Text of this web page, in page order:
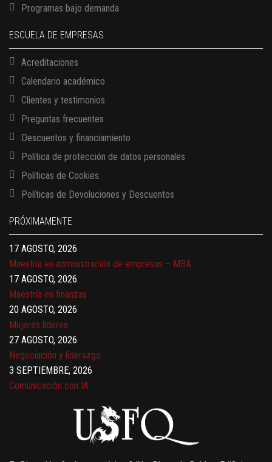
Programas bajo demanda
ESCUELA DE EMPRESAS
Acreditaciones
Calendario académico
Clientes y testimonios
Preguntas frecuentes
Descuentos y financiamiento
Política de protección de datos personales
Políticas de Cookies
Políticas de Devoluciones y Descuentos
PRÓXIMAMENTE
13 AGOSTO, 2026
17 AGOSTO, 2026
Gerencia de empresas familiares
17 AGOSTO, 2026
Maestría en administración de empresas – MBA
17 AGOSTO, 2026
Maestría en finanzas
20 AGOSTO, 2026
Mujeres líderes
27 AGOSTO, 2026
Negociación y liderazgo
3 SEPTIEMBRE, 2026
Comunicación con IA
Gobernanza de datos
13 AGOSTO, 2026
Finanzas para no financieros